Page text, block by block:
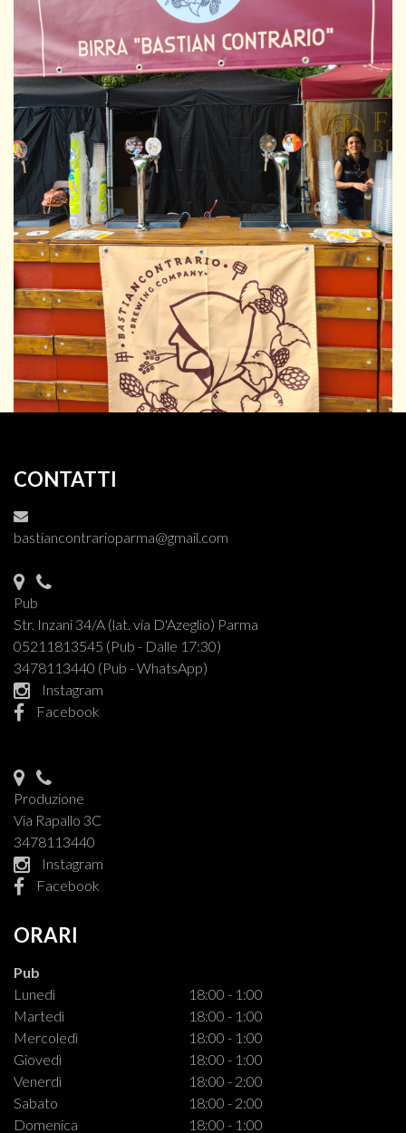
CONTATTI
bastiancontrarioparma@gmail.com
Pub
Str. Inzani 34/A (lat. via D'Azeglio) Parma
05211813545 (Pub - Dalle 17:30)
3478113440 (Pub - WhatsApp)
Instagram
Facebook
Produzione
Via Rapallo 3C
3478113440
Instagram
Facebook
ORARI
Pub
Lunedì
18:00 - 1:00
Martedì
18:00 - 1:00
Mercoledì
18:00 - 1:00
Giovedì
18:00 - 1:00
Venerdì
18:00 - 2:00
Sabato
18:00 - 2:00
Domenica
18:00 - 1:00